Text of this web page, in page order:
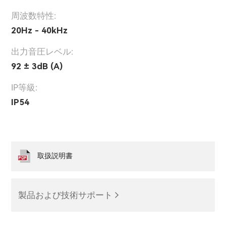
周波数特性:
20Hz - 40kHz
出力音圧レベル:
92 ± 3dB (A)
IP等級:
IP54
製品および技術サポート
取扱説明書